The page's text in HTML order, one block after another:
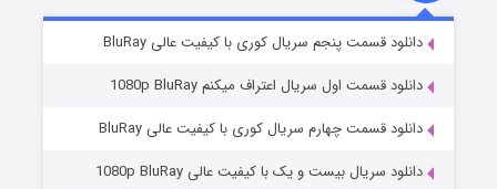
قسمت۸ (زیرنویس) منتشر شد
دانلود قسمت پنجم سریال کوری با کیفیت عالی BluRay
دانلود قسمت اول سریال اعتراف میکنم 1080p BluRay
دانلود قسمت چهارم سریال کوری با کیفیت عالی BluRay
دانلود سریال بیست و یک با کیفیت عالی 1080p BluRay